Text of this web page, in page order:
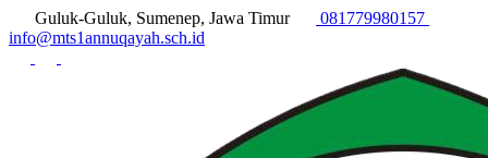
Guluk-Guluk, Sumenep, Jawa Timur
081779980157
info@mts1annuqayah.sch.id